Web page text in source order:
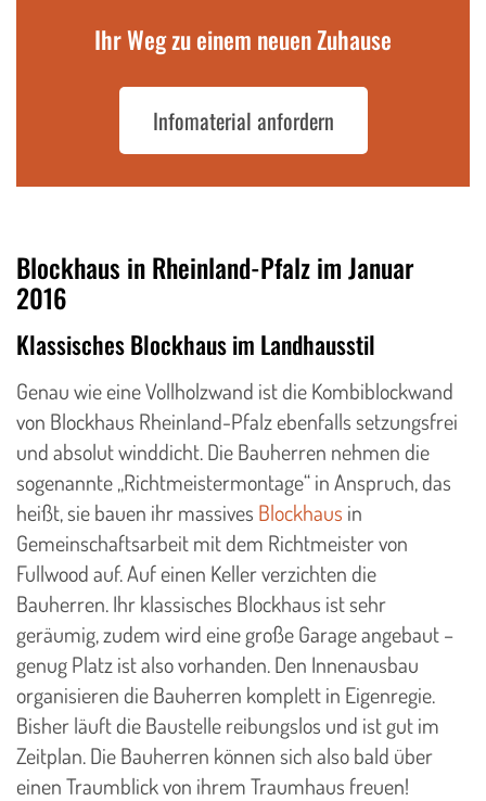
Ihr Weg zu einem neuen Zuhause
Infomaterial anfordern
Blockhaus in Rheinland-Pfalz im Januar
2016
Klassisches Blockhaus im Landhausstil
Genau wie eine Vollholzwand ist die Kombiblockwand
von Blockhaus Rheinland-Pfalz ebenfalls setzungsfrei
und absolut winddicht. Die Bauherren nehmen die
sogenannte „Richtmeistermontage“ in Anspruch, das
heißt, sie bauen ihr massives Blockhaus in
Gemeinschaftsarbeit mit dem Richtmeister von
Fullwood auf. Auf einen Keller verzichten die
Bauherren. Ihr klassisches Blockhaus ist sehr
geräumig, zudem wird eine große Garage angebaut –
genug Platz ist also vorhanden. Den Innenausbau
organisieren die Bauherren komplett in Eigenregie.
Bisher läuft die Baustelle reibungslos und ist gut im
Zeitplan. Die Bauherren können sich also bald über
einen Traumblick von ihrem Traumhaus freuen!